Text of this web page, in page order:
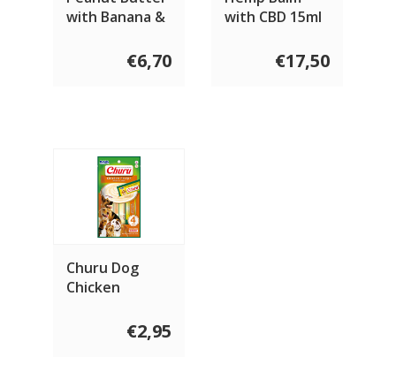
with Banana &
€6,70
with CBD 15ml
€17,50
Churu Dog
Chicken
€2,95